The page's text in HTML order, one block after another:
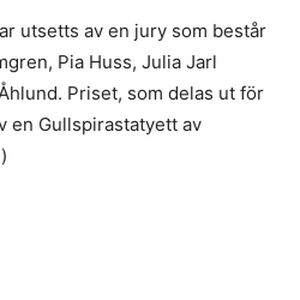
utsetts av en jury som består
Pia Huss, Julia Jarl
Priset, som delas ut för
en Gullspirastatyett av